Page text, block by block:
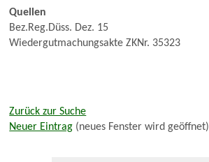
Quellen
Bez.Reg.Düss. Dez. 15
Wiedergutmachungsakte ZKNr. 35323
Zurück zur Suche
Neuer Eintrag (neues Fenster wird geöffnet)